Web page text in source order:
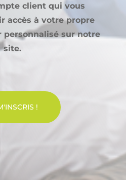
client qui vous
accès à votre propre
personnalisé sur notre
site.
!